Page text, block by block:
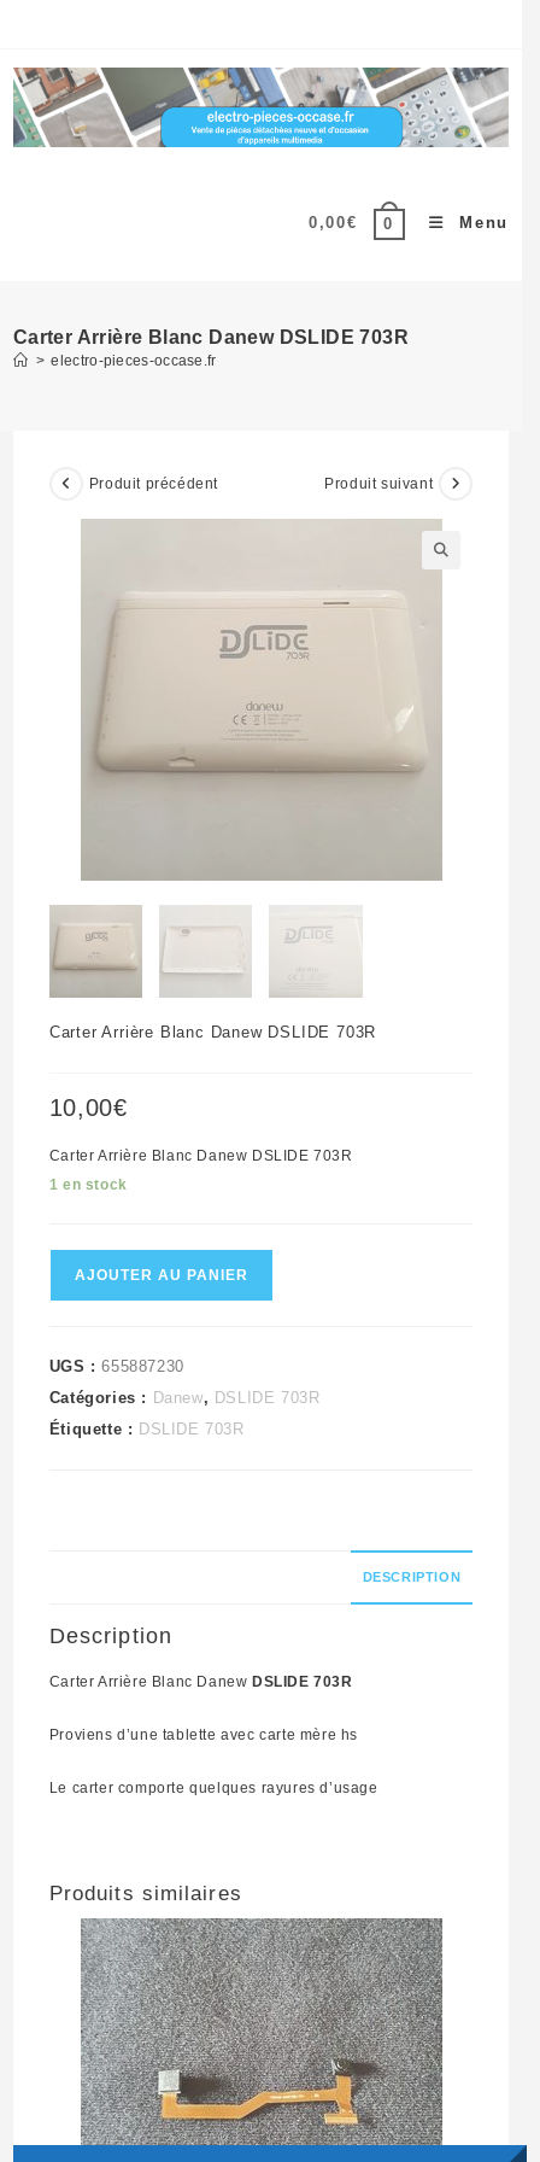
content
0,00€ 0 Menu
Carter Arrière Blanc Danew DSLIDE 703R
> electro-pieces-occase.fr
Produit précédent Produit suivant
Carter Arrière Blanc Danew DSLIDE 703R
10,00€
Carter Arrière Blanc Danew DSLIDE 703R
1 en stock
quantité
de
Arrière
Blanc
Danew
AJOUTER AU PANIER
UGS :655887230
Catégories : Danew, DSLIDE 703R
Étiquette : DSLIDE 703R
DESCRIPTION
Description
Carter Arrière Blanc Danew DSLIDE 703R
Proviens d’une tablette avec carte mère hs
Le carter comporte quelques rayures d’usage
Produits similaires